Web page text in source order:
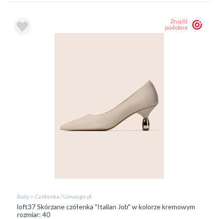
Znajdź
podobne
Buty > Czółenka / Limango.pl
loft37 Skórzane czółenka "Italian Job" w kolorze kremowym
rozmiar: 40